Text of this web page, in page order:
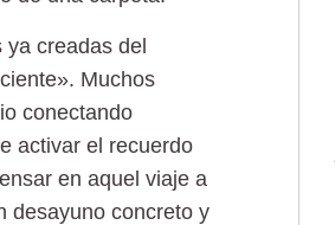
ya creadas del
Muchos
conectando
activar el recuerdo
en aquel viaje a
desayuno concreto y